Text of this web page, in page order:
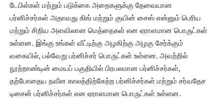
டேபிள்கள் மற்றும் படுக்கை அறைகளுக்கு தேவையான
பர்னிச்சர்கள் அதாவது கிங் மற்றும் குயின் சைஸ் என்னும் பெரிய
மற்றும் சிறிய அளவிலான மெத்தைகள் என ஏராளமான பொருட்கள்
உள்ளன. இங்கு உங்கள் வீட்டிற்கு அழகிற்கு அழகு சேர்க்கும்
வகையில், பல்வேறு பர்னிச்சர் பொருட்கள் உள்ளன. அவற்றில்
நூற்றாண்டின் மையப் பகுதியில் பிரபலமான பர்னிச்சர்கள்,
தற்போதைய நவீன காலத்திற்கேற்ற பர்னிச்சர்கள் மற்றும் சர்வதேச
டிசைன் பர்னிச்சர்கள் என ஏராளமான பொருட்கள் உள்ளன.